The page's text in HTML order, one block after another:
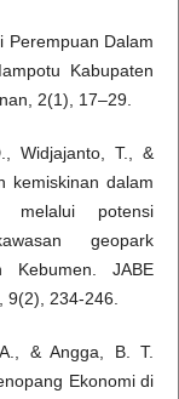
Perempuan Dalam
Kabupaten
2(1), 17–29.
Widjajanto, T., &
kemiskinan dalam
melalui potensi
geopark
Kebumen. JABE
9(2), 234-246.
& Angga, B. T.
Ekonomi di